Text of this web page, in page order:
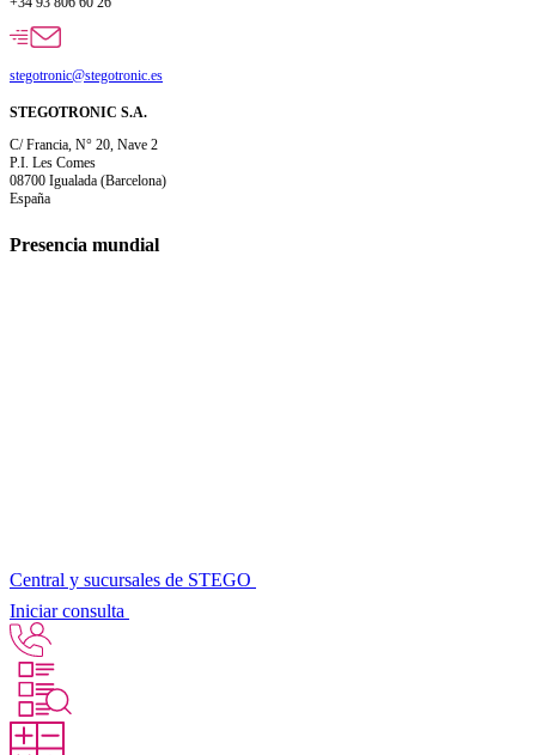
stegotronic@stegotronic.es
STEGOTRONIC S.A.
C/ Francia, N° 20, Nave 2
P.I. Les Comes
08700 Igualada (Barcelona)
España
Presencia mundial
Central y sucursales de STEGO
Iniciar consulta